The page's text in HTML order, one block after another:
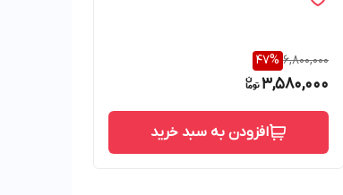
6,800,000
47%
3,580,000
افزودن به سبد خرید